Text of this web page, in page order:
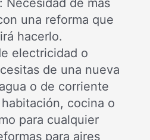
una reforma que
hacerlo.
electricidad o
de una nueva
o de corriente
cocina o
para cualquier
para aires